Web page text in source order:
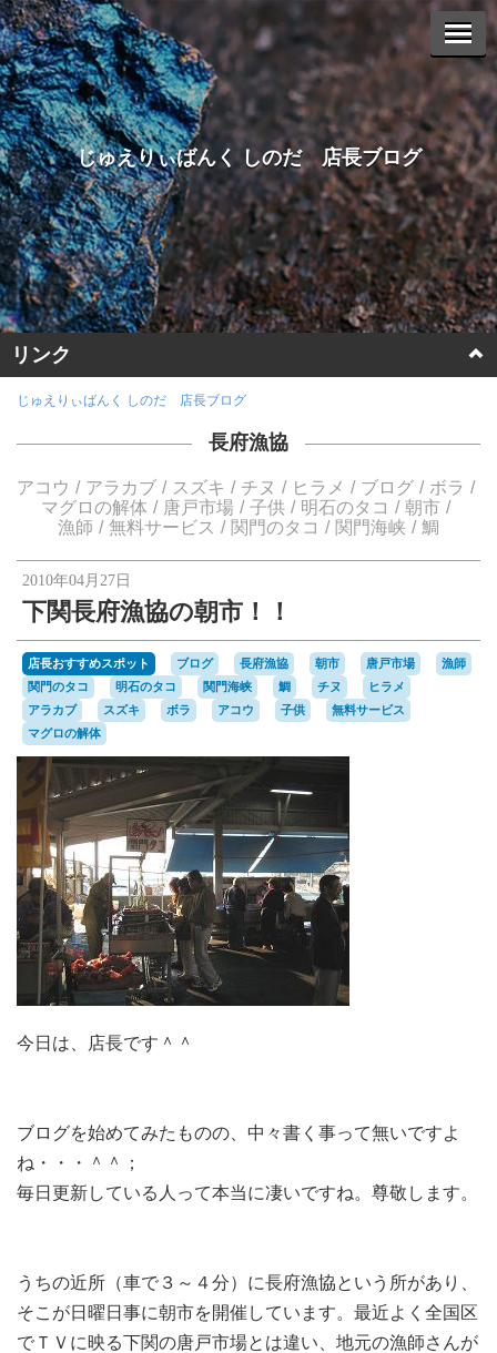
じゅえりぃばんく しのだ 店長ブログ
リンク
ホームページに戻る
ヤフーオークションへ
楽天オークションへ
じゅえりぃばんく しのだ 店長ブログ
長府漁協
アコウ アラカブ スズキ チヌ ヒラメ ブログ
ボラ
マグロの解体
唐戸市場 子供 明石のタコ
朝市
漁師
無料サービス 関門のタコ 関門海峡 鯛
2010年04月27日
下関長府漁協の朝市！！
店長おすすめスポット ブログ 長府漁協 朝市 唐戸市場
漁師
関門のタコ
明石のタコ 関門海峡 鯛 チヌ
ヒラメ
アラカブ
スズキ ボラ アコウ 子供
無料サービス
マグロの解体
今日は、店長です＾＾
ブログを始めてみたものの、中々書く事って無いですよ
ね・・・＾＾；
毎日更新している人って本当に凄いですね。尊敬します。
うちの近所（車で３～４分）に長府漁協という所があり、
そこが日曜日事に朝市を開催しています。最近よく全国区
でＴＶに映る下関の唐戸市場とは違い、地元の漁師さんが